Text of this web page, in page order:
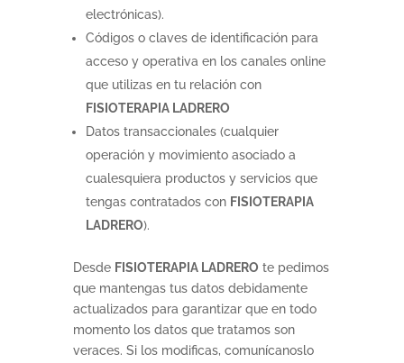
electrónicas).
Códigos o claves de identificación para
acceso y operativa en los canales online
que utilizas en tu relación con
FISIOTERAPIA LADRERO
Datos transaccionales (cualquier
operación y movimiento asociado a
cualesquiera productos y servicios que
tengas contratados con FISIOTERAPIA
LADRERO).
Desde FISIOTERAPIA LADRERO te pedimos
que mantengas tus datos debidamente
actualizados para garantizar que en todo
momento los datos que tratamos son
veraces. Si los modificas, comunícanoslo